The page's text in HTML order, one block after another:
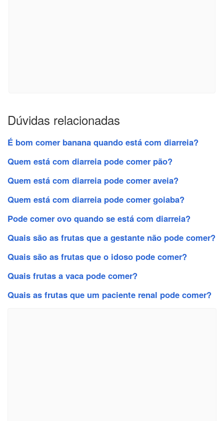
Dúvidas relacionadas
É bom comer banana quando está com diarreia?
Quem está com diarreia pode comer pão?
Quem está com diarreia pode comer aveia?
Quem está com diarreia pode comer goiaba?
Pode comer ovo quando se está com diarreia?
Quais são as frutas que a gestante não pode comer?
Quais são as frutas que o idoso pode comer?
Quais frutas a vaca pode comer?
Quais as frutas que um paciente renal pode comer?